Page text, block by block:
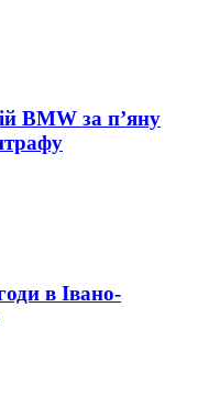
BMW за п’яну
в Івано-